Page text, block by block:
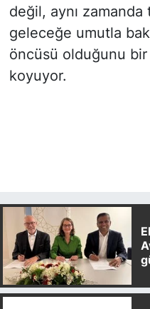
değil, aynı
geleceğe umutla
öncüsü olduğunu
koyuyor.